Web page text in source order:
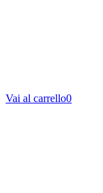
Vai al carrello0